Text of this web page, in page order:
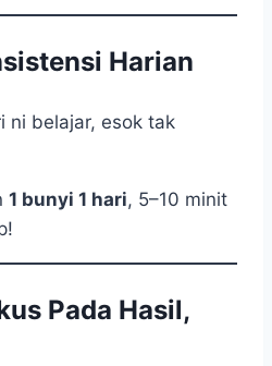
Harian
ni belajar, esok tak
1 bunyi 1 hari, 5–10 minit
Pada Hasil,